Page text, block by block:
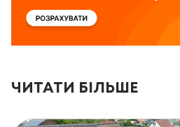
ЧИТАТИ БІЛЬШЕ